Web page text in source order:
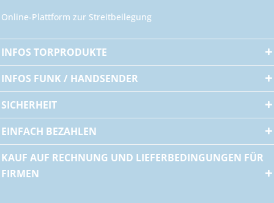
Online-Plattform zur Streitbeilegung
INFOS TORPRODUKTE
INFOS FUNK / HANDSENDER
SICHERHEIT
EINFACH BEZAHLEN
KAUF AUF RECHNUNG UND LIEFERBEDINGUNGEN FÜR
FIRMEN